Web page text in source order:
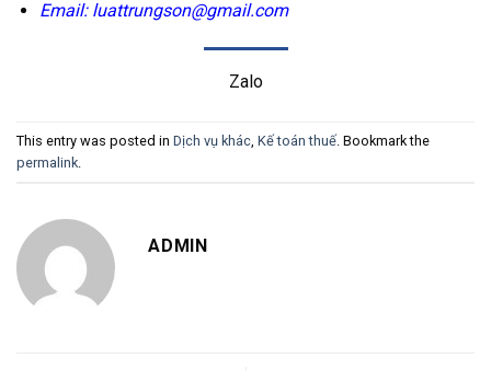
Email: luattrungson@gmail.com
Zalo
This entry was posted in Dịch vụ khác Kế toán thuế. Bookmark the
permalink
ADMIN